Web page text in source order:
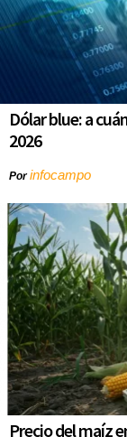
Dólar blue: a
2026
Porinfocampo
Precio del maíz